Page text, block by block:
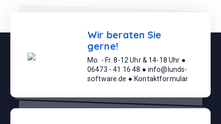
Wir beraten Sie
gerne!
Mo. - Fr. 8-12 Uhr & 14-18 Uhr ●
06473 - 41 16 48 ● info@lunds-
software.de ● Kontaktformular